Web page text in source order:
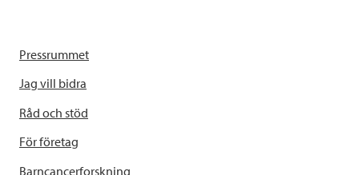
Pressrummet
Jag vill bidra
Råd och stöd
För företag
Barncancerforskning